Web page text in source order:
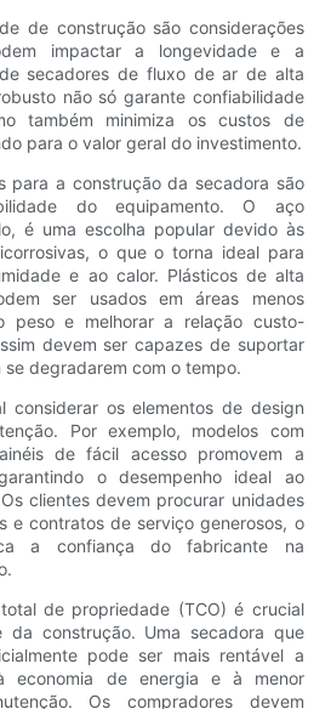
de construção são considerações
impactar a longevidade e a
secadores de fluxo de ar de alta
não só garante confiabilidade
também minimiza os custos de
para o valor geral do investimento.
para a construção da secadora são
do equipamento. O aço
é uma escolha popular devido às
o que o torna ideal para
e ao calor. Plásticos de alta
ser usados ​​em áreas menos
peso e melhorar a relação custo-
devem ser capazes de suportar
degradarem com o tempo.
considerar os elementos de design
Por exemplo, modelos com
de fácil acesso promovem a
o desempenho ideal ao
clientes devem procurar unidades
e contratos de serviço generosos, o
a confiança do fabricante na
de propriedade (TCO) é crucial
da construção. Uma secadora que
pode ser mais rentável a
economia de energia e à menor
Os compradores devem